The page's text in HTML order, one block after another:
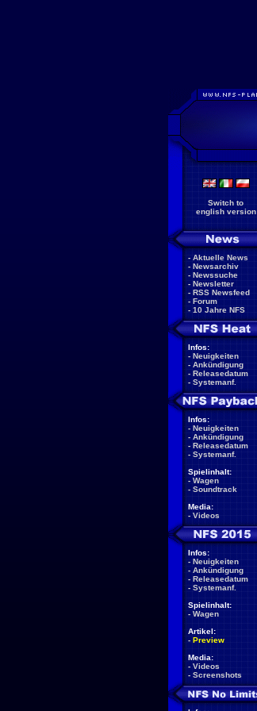
Switch to
english version
- Aktuelle News
- Newsarchiv
- Newssuche
- Newsletter
- RSS Newsfeed
- Forum
- 10 Jahre NFS
Infos:
- Neuigkeiten
- Ankündigung
- Releasedatum
- Systemanf.
Infos:
- Neuigkeiten
- Ankündigung
- Releasedatum
- Systemanf.
Spielinhalt:
- Wagen
- Soundtrack
Media:
- Videos
Infos:
- Neuigkeiten
- Ankündigung
- Releasedatum
- Systemanf.
Spielinhalt:
- Wagen
Artikel:
- Preview
Media:
- Videos
- Screenshots